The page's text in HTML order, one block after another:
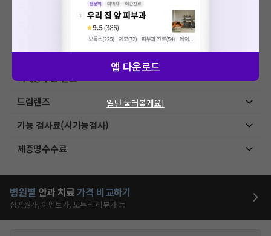
건강보험심사평가원
격입니다. (진료와 연관된 복합적인 비용이 추가되어, 병원마다 금액이 다르게
산정될 수 있는 점 참고 바랍니다.)
VAT 포함
드림렌즈
기능 검사료(시기능검사)
제증명수수료
병원별 안과 치료가격 비교하기
심평원가, 이벤트가, 모두닥 리뷰가 등
앱 다운로드
일단 둘러볼게요!